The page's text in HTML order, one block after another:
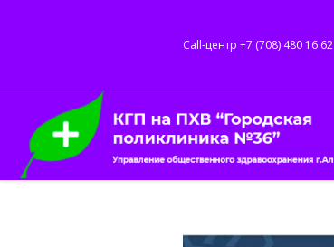
Call-центр +7 (708) 480 16 62